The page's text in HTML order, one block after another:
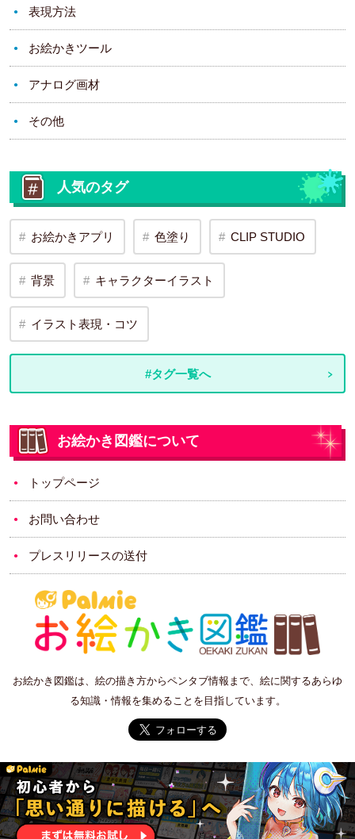
表現方法
お絵かきツール
アナログ画材
その他
人気のタグ
お絵かきアプリ 色塗り CLIP STUDIO
背景 キャラクターイラスト
イラスト表現・コツ
#タグ一覧へ
お絵かき図鑑について
トップページ
お問い合わせ
プレスリリースの送付
お絵かき図鑑は、絵の描き方からペンタブ情報まで、絵に関するあらゆ
る知識・情報を集めることを目指しています。